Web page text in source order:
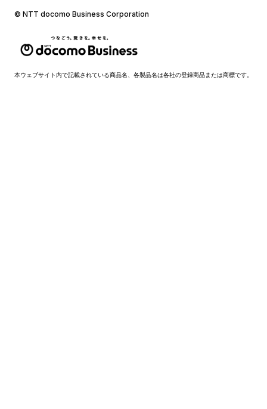
© NTT docomo Business Corporation
本ウェブサイト内で記載されている商品名、各製品名は各社の登録商品または商標です。